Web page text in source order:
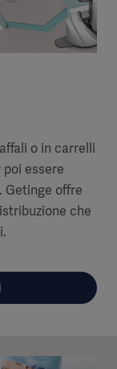
o in carrelli
essere
Getinge offre
che